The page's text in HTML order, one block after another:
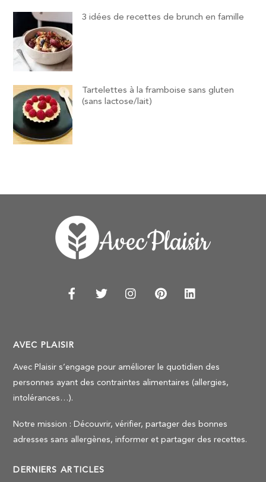
3 idées de recettes de brunch en famille
Tartelettes à la framboise sans gluten
(sans lactose/lait)
AVEC PLAISIR
Avec Plaisir s’engage pour améliorer le quotidien des
personnes ayant des contraintes alimentaires (allergies,
intolérances…).
Notre mission : Découvrir, vérifier, partager des bonnes
adresses sans allergènes, informer et partager des recettes.
DERNIERS ARTICLES